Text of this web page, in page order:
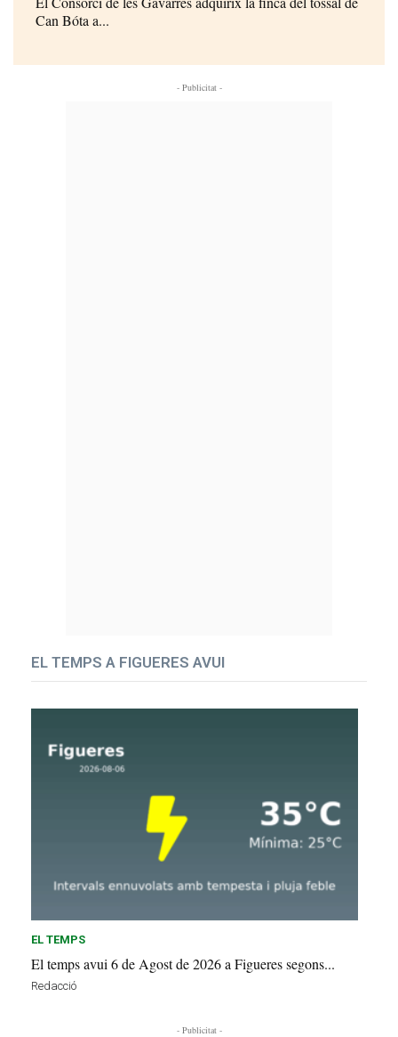
Can Bóta a...
- Publicitat -
EL TEMPS A FIGUERES AVUI
EL TEMPS
El temps avui 6 de Agost de 2026 a Figueres segons...
Redacció
- Publicitat -